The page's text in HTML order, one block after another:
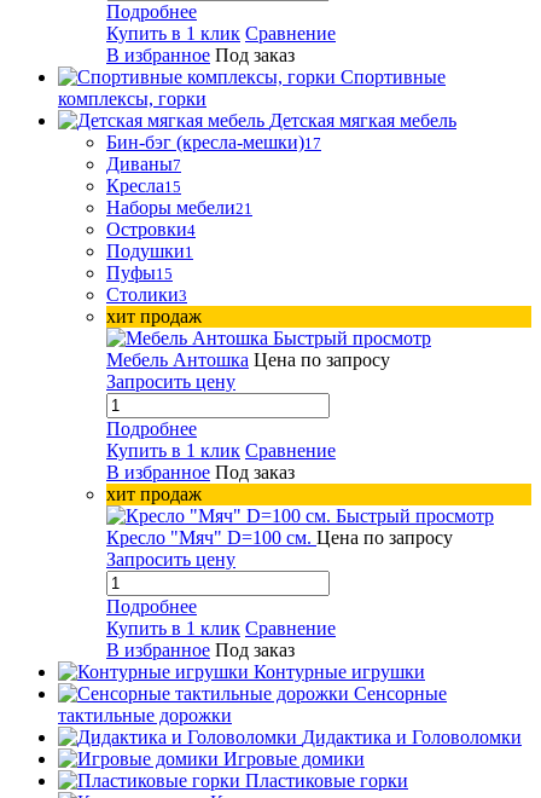
Подробнее
Купить в 1 клик Сравнение
В избранное Под заказ
Спортивные
комплексы, горки
Детская мягкая мебель
Бин-бэг (кресла-мешки)17
Диваны7
Кресла15
Наборы мебели21
Островки4
Подушки1
Пуфы15
Столики3
хит продаж
Быстрый просмотр
Мебель Антошка Цена по запросу
Запросить цену
Подробнее
Купить в 1 клик Сравнение
В избранное Под заказ
хит продаж
Быстрый просмотр
Кресло "Мяч" D=100 см. Цена по запросу
Запросить цену
Подробнее
Купить в 1 клик Сравнение
В избранное Под заказ
Контурные игрушки
Сенсорные
тактильные дорожки
Дидактика и Головоломки
Игровые домики
Пластиковые горки